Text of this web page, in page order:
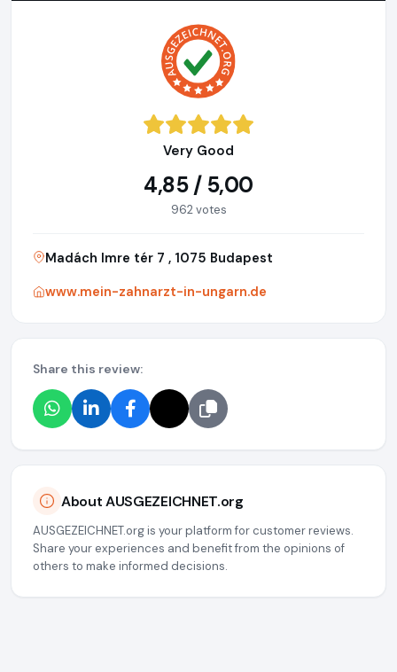
Very Good
4,85 / 5,00
962 votes
Madách Imre tér 7 , 1075 Budapest
www.mein-zahnarzt-in-ungarn.de
Share this review:
About AUSGEZEICHNET.org
AUSGEZEICHNET.org is your platform for customer reviews.
Share your experiences and benefit from the opinions of
others to make informed decisions.